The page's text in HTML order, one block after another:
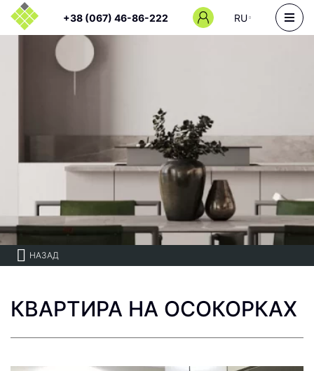
+38 (067) 46-86-222 RU
НАЗАД
КВАРТИРА НА ОСОКОРКАХ